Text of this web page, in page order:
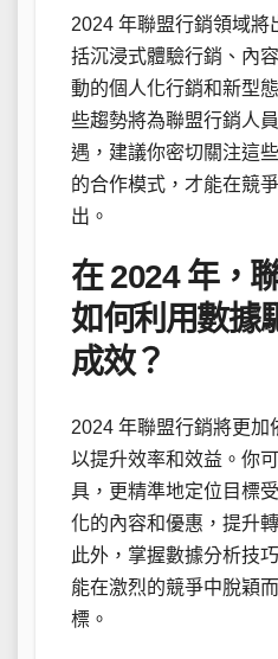
2024 年聯盟行銷領域將
括沉浸式體驗行銷、內
動的個人化行銷和新型
些趨勢將為聯盟行銷人
遇，建議你密切關注這
的合作模式，才能在競
出。
在 2024 年，
如何利用數據
成效？
2024 年聯盟行銷將更加
以提升效率和效益。你
具，更精準地定位目標
化的內容和優惠，提升
此外，掌握數據分析技
能在激烈的競爭中脫穎
標。